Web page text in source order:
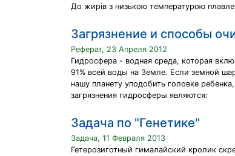
До жирів з низькою температурою
Загрязнение и способы
Реферат, 23 Апреля 2012
Гидросфера - водная среда, которая
91% всей воды на Земле. Если земной
нашу планету уподобить головке
загрязнения гидросферы являются:
Задача по "Генетике"
Задача, 11 Февраля 2013
Гетерозиготный гималайский кролик